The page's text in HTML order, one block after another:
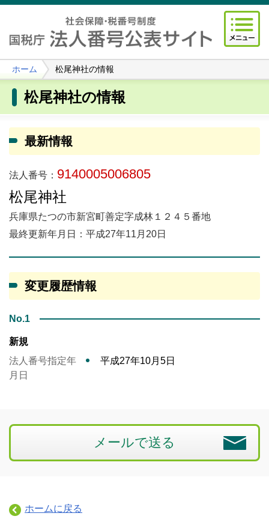
ホーム 松尾神社の情報
松尾神社の情報
最新情報
法人番号： 9140005006805
松尾神社
兵庫県たつの市新宮町善定字成林１２４５番地
最終更新年月日：平成27年11月20日
変更履歴情報
No.1
新規
法人番号指定年
月日
平成27年10月5日
メールで送る
ホームに戻る